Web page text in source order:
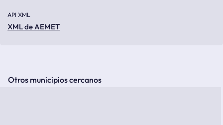
API XML
XML de AEMET
Otros municipios cercanos